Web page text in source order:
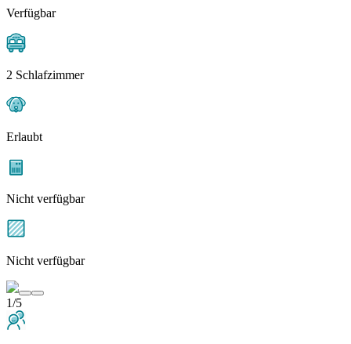
Verfügbar
2 Schlafzimmer
Erlaubt
Nicht verfügbar
Nicht verfügbar
1/5